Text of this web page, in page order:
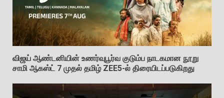
விஜய் ஆண்டனியின் உணர்வுபூர்வ குடும்ப நாடகமான நூறு
சாமி ஆகஸ்ட் 7 முதல் தமிழ் ZEE5-ல் திரையிடப்படுகிறது